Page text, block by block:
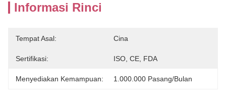
Informasi Rinci
Tempat Asal: Cina
Sertifikasi: ISO, CE, FDA
Menyediakan Kemampuan: 1.000.000 Pasang/bulan